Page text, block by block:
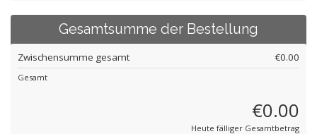
Gesamtsumme der Bestellung
Zwischensumme gesamt €0.00
Gesamt
€0.00
Heute fälliger Gesamtbetrag